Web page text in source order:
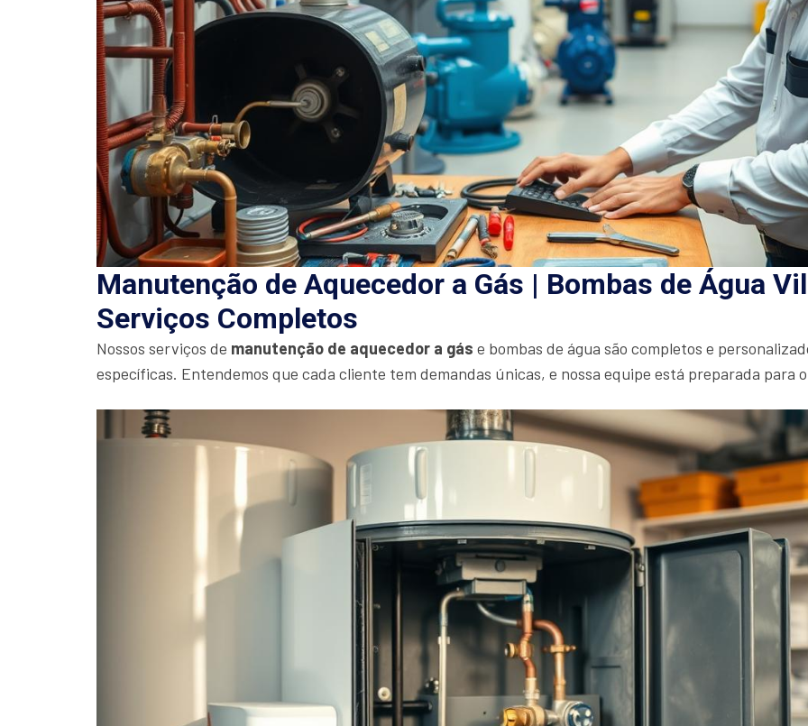
Manutenção de Aquecedor a Gás | Bombas de Água
Serviços Completos
Nossos serviços de manutenção de aquecedor a gás e bombas de água são completos e
específicas. Entendemos que cada cliente tem demandas únicas, e nossa equipe está preparada para